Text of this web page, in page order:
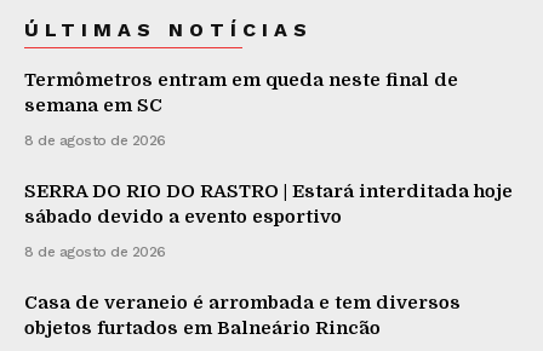
ÚLTIMAS NOTÍCIAS
Termômetros entram em queda neste final de
semana em SC
8 de agosto de 2026
SERRA DO RIO DO RASTRO | Estará interditada hoje
sábado devido a evento esportivo
8 de agosto de 2026
Casa de veraneio é arrombada e tem diversos
objetos furtados em Balneário Rincão